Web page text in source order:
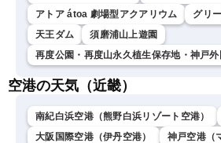
アトア átoa 劇場型アクアリウム
グリ
天王ダム
須磨浦山上遊園
再度公園・再度山永久植生保存地・神戸
空港の天気（近畿）
南紀白浜空港（熊野白浜リゾート空港）
大阪国際空港（伊丹空港）
神戸空港（